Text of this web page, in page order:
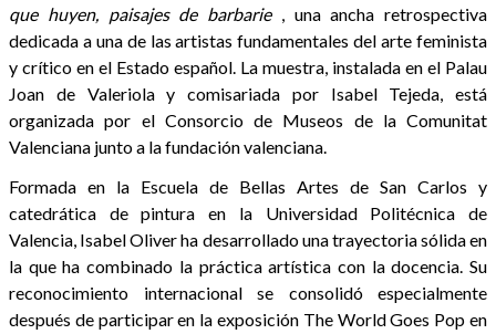
que huyen, paisajes de barbarie, una ancha retrospectiva
dedicada a una de las artistas fundamentales del arte feminista
y crítico en el Estado español. La muestra, instalada en el Palau
Joan de Valeriola y comisariada por Isabel Tejeda, está
organizada por el Consorcio de Museos de la Comunitat
Valenciana junto a la fundación valenciana.
Formada en la Escuela de Bellas Artes de San Carlos y
catedrática de pintura en la Universidad Politécnica de
Valencia, Isabel Oliver ha desarrollado una trayectoria sólida en
la que ha combinado la práctica artística con la docencia. Su
reconocimiento internacional se consolidó especialmente
después de participar en la exposición The World Goes Pop en